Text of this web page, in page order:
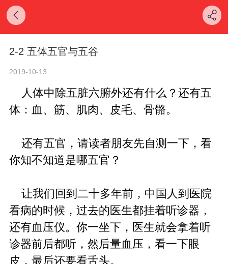
2-2 五体五官与五谷
2019-10-13
人体中除五脏六腑外还有什么？还有五
体：血、筋、肌肉、皮毛、骨骼。
还有五官，请读者朋友先自测一下，看
你知不知道是哪五官？
让我们回到二十多年前，中国人到医院
看病的时候，过去的医生都挂着听诊器，
还有血压仪。你一坐下，医生就会拿着听
诊器前后都听，然后量血压，看一下眼
皮，最后还要看舌头。